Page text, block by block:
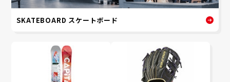
SKATEBOARD スケートボード